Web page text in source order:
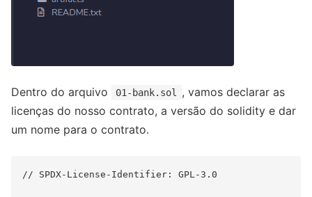
Dentro do arquivo 01-bank.sol
, vamos declarar as
licenças do nosso contrato, a versão do solidity e dar
um nome para o contrato.
// SPDX-License-Identifier: GPL-3.0